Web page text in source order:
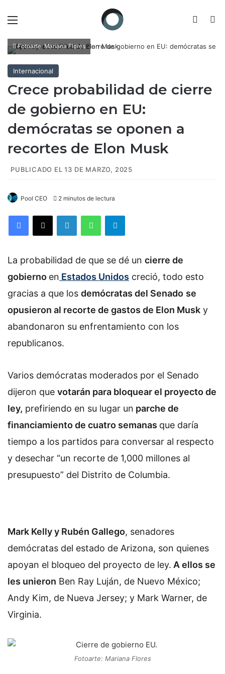
Fotoarte: Mariana Flores
Internacional
Crece probabilidad de cierre
de gobierno en EU:
demócratas se oponen a
recortes de Elon Musk
PUBLICADO EL 13 DE MARZO, 2025
Pool CEO 2 minutos de lectura
La probabilidad de que se dé un cierre de
gobierno en Estados Unidos creció, todo esto
gracias a que los demócratas del Senado se
opusieron al recorte de gastos de Elon Musk y
abandonaron su enfrentamiento con los
republicanos.
Varios demócratas moderados por el Senado
dijeron que votarán para bloquear el proyecto de
ley, prefiriendo en su lugar un parche de
financiamiento de cuatro semanas que daría
tiempo a los partidos para conversar al respecto
y desechar “un recorte de 1,000 millones al
presupuesto” del Distrito de Columbia.
Mark Kelly y Rubén Gallego, senadores
demócratas del estado de Arizona, son quienes
apoyan el bloqueo del proyecto de ley. A ellos se
les unieron Ben Ray Luján, de Nuevo México;
Andy Kim, de Nueva Jersey; y Mark Warner, de
Virginia.
Fotoarte: Mariana Flores